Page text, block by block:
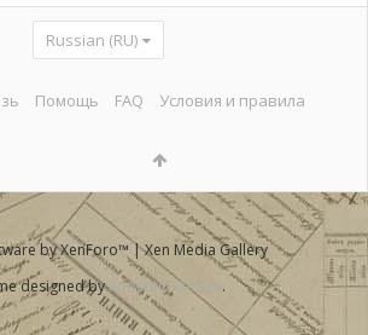
Russian (RU)
Помощь FAQ Условия и правила
by XenForo™|Xen Media Gallery
designed byAudentio Design .